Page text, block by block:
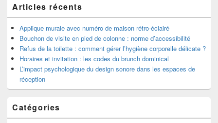
barre
latérale
Articles récents
Applique murale avec numéro de maison rétro-éclairé
Bouchon de visite en pied de colonne : norme d’accessibilité
Refus de la toilette : comment gérer l’hygiène corporelle délicate ?
Horaires et invitation : les codes du brunch dominical
L’impact psychologique du design sonore dans les espaces de
réception
Catégories